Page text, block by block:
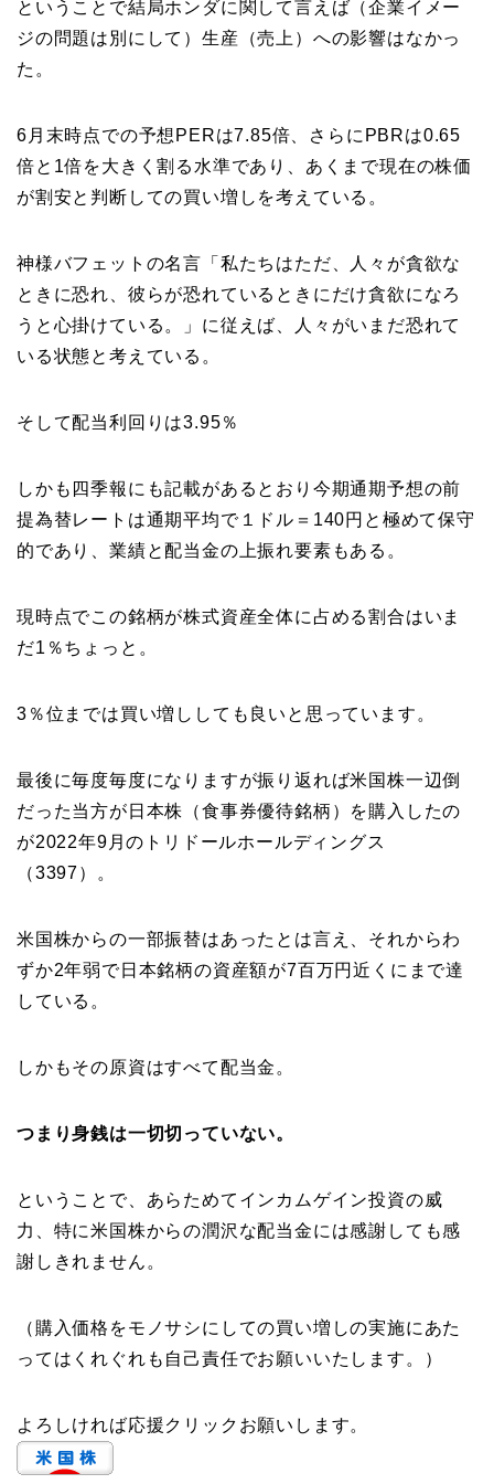
ということで結局ホンダに関して言えば（企業イメー
ジの問題は別にして）生産（売上）への影響はなかっ
た。
6月末時点での予想PERは7.85倍、さらにPBRは0.65
倍と1倍を大きく割る水準であり、あくまで現在の株価
が割安と判断しての買い増しを考えている。
神様バフェットの名言「私たちはただ、人々が貪欲な
ときに恐れ、彼らが恐れているときにだけ貪欲になろ
うと心掛けている。」に従えば、人々がいまだ恐れて
いる状態と考えている。
そして配当利回りは3.95％
しかも四季報にも記載があるとおり今期通期予想の前
提為替レートは通期平均で１ドル＝140円と極めて保守
的であり、業績と配当金の上振れ要素もある。
現時点でこの銘柄が株式資産全体に占める割合はいま
だ1％ちょっと。
3％位までは買い増ししても良いと思っています。
最後に毎度毎度になりますが振り返れば米国株一辺倒
だった当方が日本株（食事券優待銘柄）を購入したの
が2022年9月のトリドールホールディングス
（3397）。
米国株からの一部振替はあったとは言え、それからわ
ずか2年弱で日本銘柄の資産額が7百万円近くにまで達
している。
しかもその原資はすべて配当金。
つまり身銭は一切切っていない。
ということで、あらためてインカムゲイン投資の威
力、特に米国株からの潤沢な配当金には感謝しても感
謝しきれません。
（購入価格をモノサシにしての買い増しの実施にあた
ってはくれぐれも自己責任でお願いいたします。）
よろしければ応援クリックお願いします。